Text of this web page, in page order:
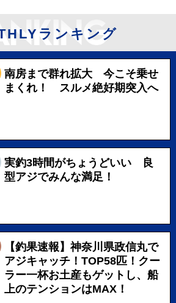
ランキング
南房まで群れ拡大 今こそ乗せ
まくれ！ スルメ絶好期突入へ
実釣3時間がちょうどいい 良
型アジでみんな満足！
【釣果速報】神奈川県政信丸で
アジキャッチ！TOP58匹！クー
ラー一杯お土産もゲットし、船
上のテンションはMAX！